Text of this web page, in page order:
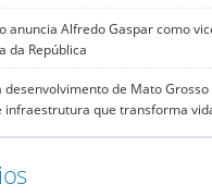
anuncia Alfredo Gaspar como
da República
desenvolvimento de Mato Grosso
infraestrutura que transforma